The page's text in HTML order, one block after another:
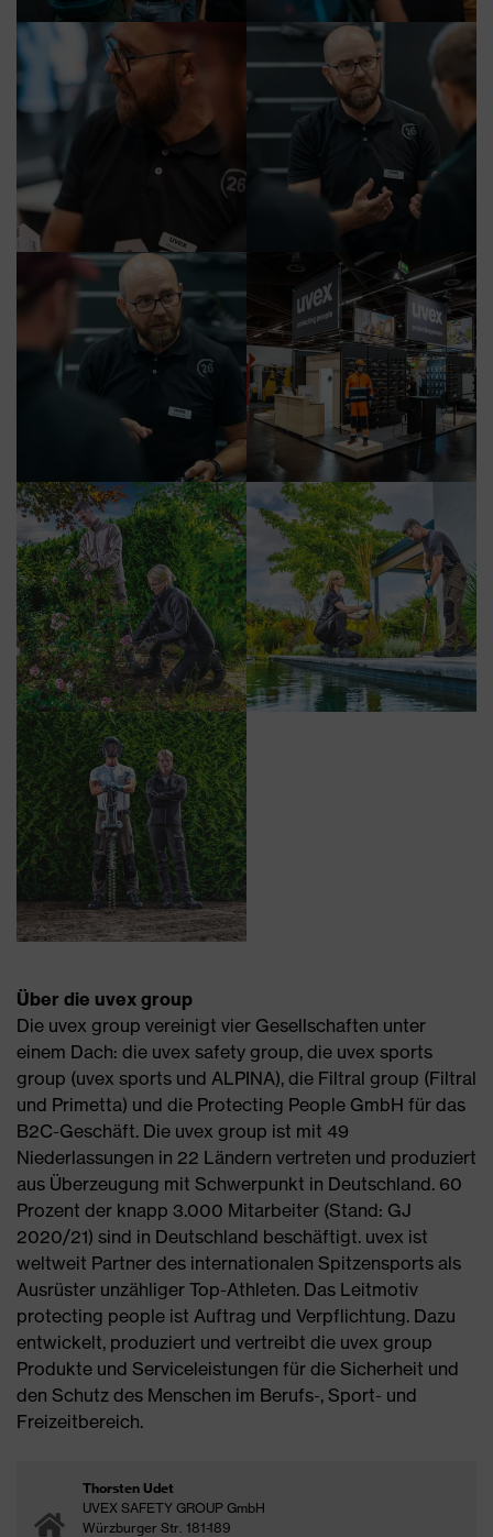
Über die uvex group
Die uvex group vereinigt vier Gesellschaften unter
einem Dach: die uvex safety group, die uvex sports
group (uvex sports und ALPINA), die Filtral group (Filtral
und Primetta) und die Protecting People GmbH für das
B2C-Geschäft. Die uvex group ist mit 49
Niederlassungen in 22 Ländern vertreten und produziert
aus Überzeugung mit Schwerpunkt in Deutschland. 60
Prozent der knapp 3.000 Mitarbeiter (Stand: GJ
2020/21) sind in Deutschland beschäftigt. uvex ist
weltweit Partner des internationalen Spitzensports als
Ausrüster unzähliger Top-Athleten. Das Leitmotiv
protecting people ist Auftrag und Verpflichtung. Dazu
entwickelt, produziert und vertreibt die uvex group
Produkte und Serviceleistungen für die Sicherheit und
den Schutz des Menschen im Berufs-, Sport- und
Freizeitbereich.
Thorsten Udet
UVEX SAFETY GROUP GmbH
Würzburger Str. 181-189